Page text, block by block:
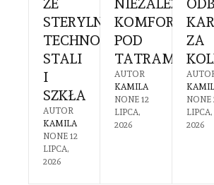
ZE
STERYLNĄ
TECHNOLOGIĄ
STALI
I
SZKŁA
AUTOR
KAMILA
NONE 12
LIPCA,
2026
NIEZALEŻNY
KOMFORT
POD
TATRAMI
AUTOR
KAMILA
NONE 12
LIPCA,
2026
ZA
NONE
LIPCA,
2026